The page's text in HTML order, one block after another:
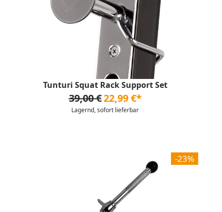
Tunturi Squat Rack Support Set
39,00 €22,99 €*
Lagernd, sofort lieferbar
-23%